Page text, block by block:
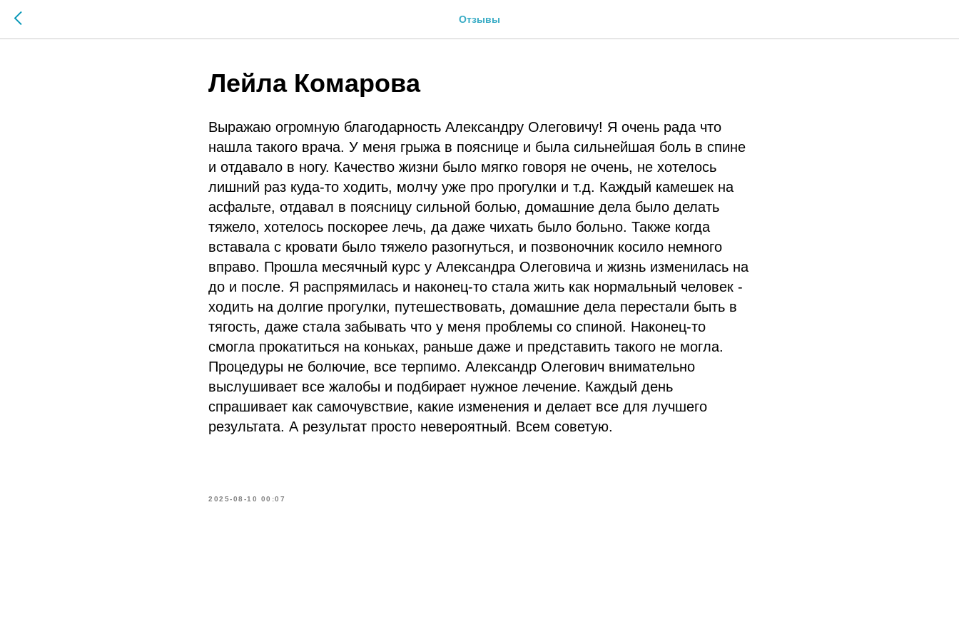
Отзывы
Лейла Комарова
Выражаю огромную благодарность Александру Олеговичу! Я очень рада что
нашла такого врача. У меня грыжа в пояснице и была сильнейшая боль в спине
и отдавало в ногу. Качество жизни было мягко говоря не очень, не хотелось
лишний раз куда-то ходить, молчу уже про прогулки и т.д. Каждый камешек на
асфальте, отдавал в поясницу сильной болью, домашние дела было делать
тяжело, хотелось поскорее лечь, да даже чихать было больно. Также когда
вставала с кровати было тяжело разогнуться, и позвоночник косило немного
вправо. Прошла месячный курс у Александра Олеговича и жизнь изменилась на
до и после. Я распрямилась и наконец-то стала жить как нормальный человек -
ходить на долгие прогулки, путешествовать, домашние дела перестали быть в
тягость, даже стала забывать что у меня проблемы со спиной. Наконец-то
смогла прокатиться на коньках, раньше даже и представить такого не могла.
Процедуры не болючие, все терпимо. Александр Олегович внимательно
выслушивает все жалобы и подбирает нужное лечение. Каждый день
спрашивает как самочувствие, какие изменения и делает все для лучшего
результата. А результат просто невероятный. Всем советую.
2025-08-10 00:07